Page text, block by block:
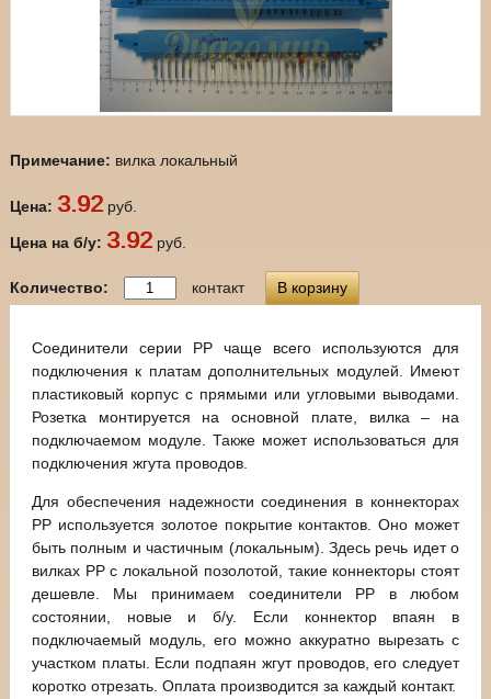
Примечание: вилка локальный
Цена: 3.92руб.
Цена на б/у: 3.92руб.
Количество: контакт В корзину
Соединители серии РР чаще всего используются для
подключения к платам дополнительных модулей. Имеют
пластиковый корпус с прямыми или угловыми выводами.
Розетка монтируется на основной плате, вилка – на
подключаемом модуле. Также может использоваться для
подключения жгута проводов.
Для обеспечения надежности соединения в коннекторах
РР используется золотое покрытие контактов. Оно может
быть полным и частичным (локальным). Здесь речь идет о
вилках РР с локальной позолотой, такие коннекторы стоят
дешевле. Мы принимаем соединители РР в любом
состоянии, новые и б/у. Если коннектор впаян в
подключаемый модуль, его можно аккуратно вырезать с
участком платы. Если подпаян жгут проводов, его следует
коротко отрезать. Оплата производится за каждый контакт.